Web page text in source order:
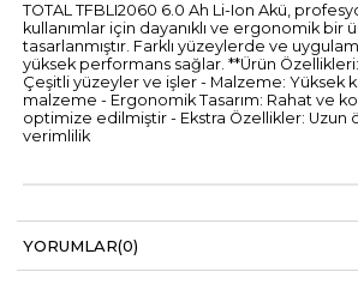
TOTAL TFBLI2060 6.0 Ah Li-Ion Akü,
kullanımlar için dayanıklı ve ergonomik bir
tasarlanmıştır. Farklı yüzeylerde ve
yüksek performans sağlar. **Ürün
Çeşitli yüzeyler ve işler - Malzeme: Yüksek
malzeme - Ergonomik Tasarım: Rahat ve
optimize edilmiştir - Ekstra Özellikler: Uzun
verimlilik
YORUMLAR(0)